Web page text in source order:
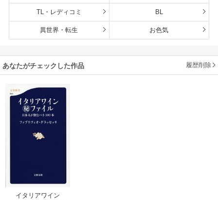
TL・レディコミ BL
異世界・転生 お色気
あなたがチェックした作品 履歴削除
イタリアワイン